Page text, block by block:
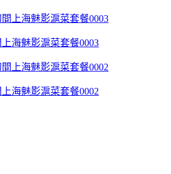
海魅影滬菜套餐0003
海魅影滬菜套餐0002